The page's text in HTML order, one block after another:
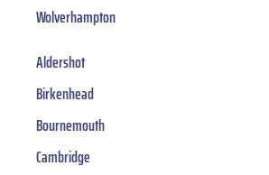
Wolverhampton
Aldershot
Birkenhead
Bournemouth
Cambridge